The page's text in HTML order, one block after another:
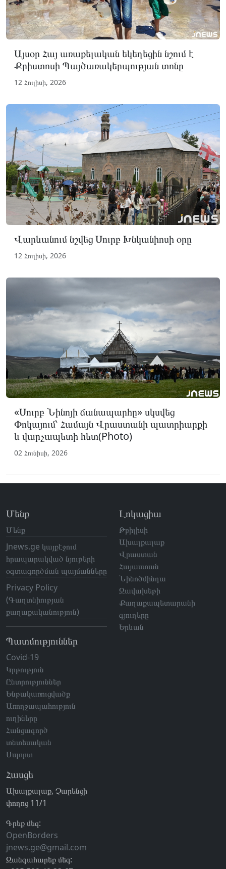
Այսօր Հայ առաքելական եկեղեցին նշում է
Քրիստոսի Պայծառակերպության տոնը
12 Հուլիսի, 2026
Վարևանում նշվեց Սուրբ Խնկանիոսի օրը
12 Հուլիսի, 2026
«Սուրբ Նինոյի ճանապարհը» սկսվեց
Փոկայում՝ Համայն Վրաստանի պատրիարքի
և վարչապետի հետ(Photo)
02 Հունիսի, 2026
Մենք
Մենք
Jnews.ge կայքէջում
հրապարակված նյութերի
օգտագործման պայմանները
Privacy Policy
(Գաղտնիության
քաղաքականություն)
Պատմություններ
Covid-19
Կրթություն
Ընտրություններ
Ենթակառուցվածք
Առողջապահություն
ուղիները
Հանցագործ
տնտեսական
Սպորտ
Լոկացիա
Թբիլիսի
Ախալքալաք
Վրաստան
Հայաստան
Նինոծմինդա
Ջավախեթի
Քաղաքապետարանի
գյուղերը
Երևան
Հասցե
Ախալքալաք, Չարենցի
փողոց 11/1
Գրեք մեզ:
OpenBorders
jnews.ge@gmail.com
Զանգահարեք մեզ: